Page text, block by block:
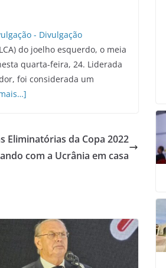
do joelho esquerdo, o meia
quarta-feira, 24. Liderada
foi considerada um
Eliminatórias da Copa 2022
com a Ucrânia em casa